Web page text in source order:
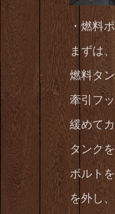
・燃料
まずは、
燃料タ
牽引フ
緩めて
タンク
ボルト
を外し